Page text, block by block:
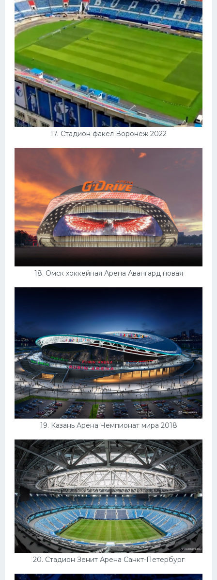
17. Стадион факел Воронеж 2022
18. Омск хоккейная Арена Авангард новая
19. Казань Арена Чемпионат мира 2018
20. Стадион Зенит Арена Санкт-Петербург